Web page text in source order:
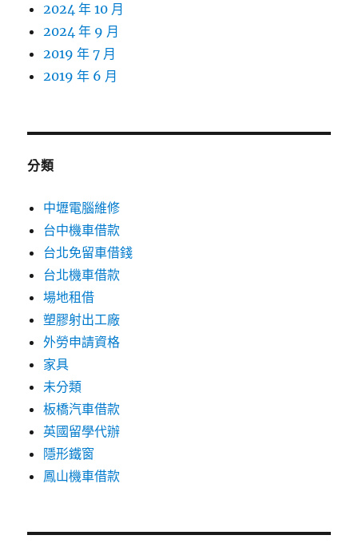
2024 年 10 月
2024 年 9 月
2019 年 7 月
2019 年 6 月
分類
中壢電腦維修
台中機車借款
台北免留車借錢
台北機車借款
場地租借
塑膠射出工廠
外勞申請資格
家具
未分類
板橋汽車借款
英國留學代辦
隱形鐵窗
鳳山機車借款